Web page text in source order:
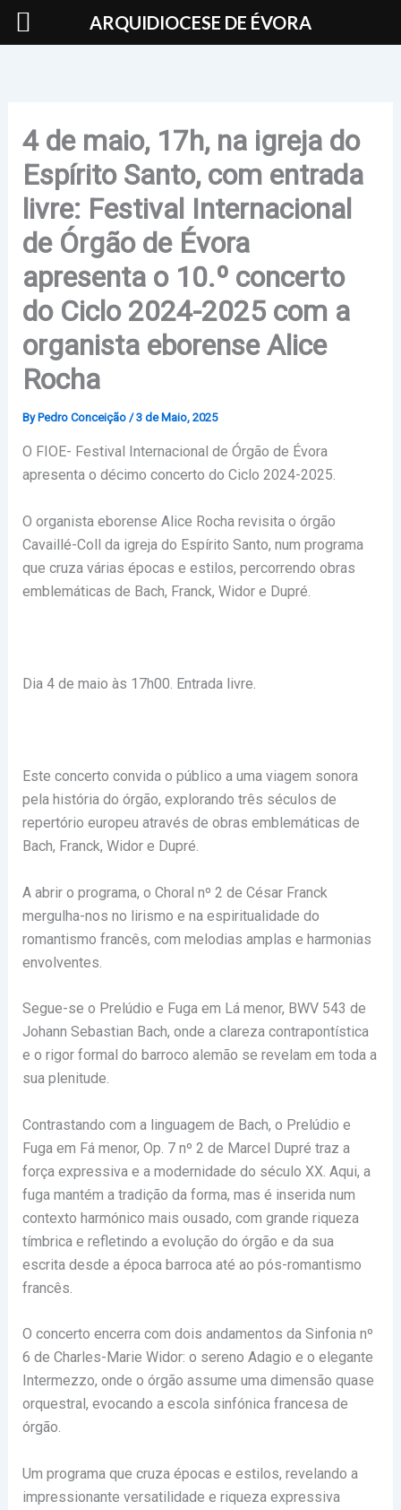
Skip
4 de maio, 17h, na igreja do
Espírito Santo, com entrada
livre: Festival Internacional
de Órgão de Évora
apresenta o 10.º concerto
do Ciclo 2024-2025 com a
organista eborense Alice
Rocha
By Pedro Conceição /3 de Maio, 2025
O FIOE- Festival Internacional de Órgão de Évora
apresenta o décimo concerto do Ciclo 2024-2025.
O organista eborense Alice Rocha revisita o órgão
Cavaillé-Coll da igreja do Espírito Santo, num programa
que cruza várias épocas e estilos, percorrendo obras
emblemáticas de Bach, Franck, Widor e Dupré.
Dia 4 de maio às 17h00. Entrada livre.
Este concerto convida o público a uma viagem sonora
pela história do órgão, explorando três séculos de
repertório europeu através de obras emblemáticas de
Bach, Franck, Widor e Dupré.
A abrir o programa, o Choral nº 2 de César Franck
mergulha-nos no lirismo e na espiritualidade do
romantismo francês, com melodias amplas e harmonias
envolventes.
Segue-se o Prelúdio e Fuga em Lá menor, BWV 543 de
Johann Sebastian Bach, onde a clareza contrapontística
e o rigor formal do barroco alemão se revelam em toda a
sua plenitude.
Contrastando com a linguagem de Bach, o Prelúdio e
Fuga em Fá menor, Op. 7 nº 2 de Marcel Dupré traz a
força expressiva e a modernidade do século XX. Aqui, a
fuga mantém a tradição da forma, mas é inserida num
contexto harmónico mais ousado, com grande riqueza
tímbrica e refletindo a evolução do órgão e da sua
escrita desde a época barroca até ao pós-romantismo
francês.
O concerto encerra com dois andamentos da Sinfonia nº
6 de Charles-Marie Widor: o sereno Adagio e o elegante
Intermezzo, onde o órgão assume uma dimensão quase
orquestral, evocando a escola sinfónica francesa de
órgão.
Um programa que cruza épocas e estilos, revelando a
impressionante versatilidade e riqueza expressiva
ARQUIDIOCESE DE ÉVORA